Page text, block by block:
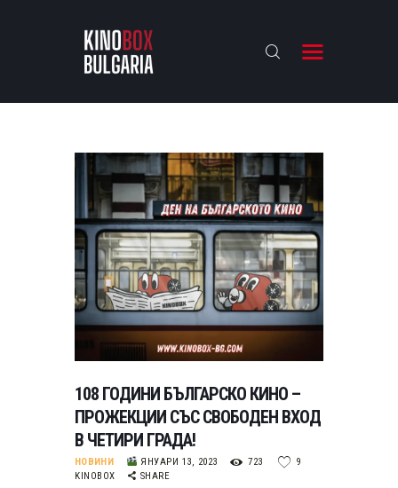
KINOBOX BULGARIA
АНАЛИЗИ
БАХТИ НАГРАДИТЕ
ИНТЕРВЮТА
ЗА НАС
108 ГОДИНИ БЪЛГАРСКО КИНО –
ПРОЖЕКЦИИ СЪС СВОБОДЕН ВХОД
В ЧЕТИРИ ГРАДА!
НОВИНИ ЯНУАРИ 13, 2023 723
9
KINOBOX
SHARE